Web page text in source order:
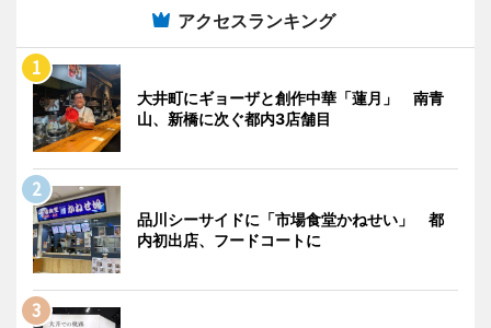
アクセスランキング
大井町にギョーザと創作中華「蓮月」 南青
山、新橋に次ぐ都内3店舗目
品川シーサイドに「市場食堂かねせい」 都
内初出店、フードコートに